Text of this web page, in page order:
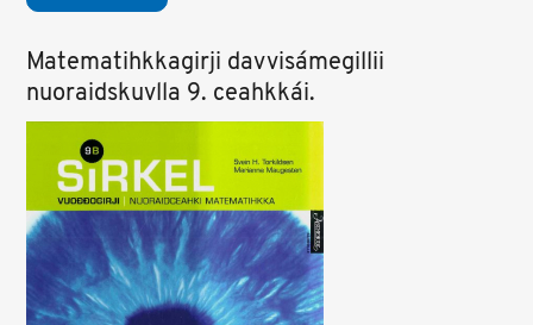
Matematihkkagirji davvisámegillii
nuoraidskuvlla 9. ceahkkái.